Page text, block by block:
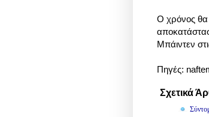
Ο χρόνος θα
Μπάιντεν
Πηγές:
Σχετικά